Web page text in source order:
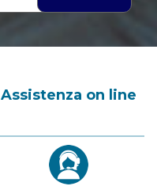
Assistenza on line